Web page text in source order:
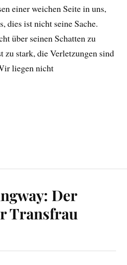
einer weichen Seite in uns,
dies ist nicht seine Sache.
über seinen Schatten zu
zu stark, die Verletzungen sind
liegen nicht
Der
Transfrau